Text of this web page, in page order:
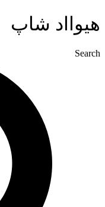
به
هیوااد شاپ
Search